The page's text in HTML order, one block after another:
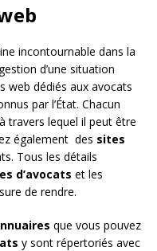
incontournable dans la
d’une situation
web dédiés aux avocats
par l’État. Chacun
à travers lequel il peut être
également des sites
Tous les détails
d’avocats et les
de rendre.
que vous pouvez
y sont répertoriés avec